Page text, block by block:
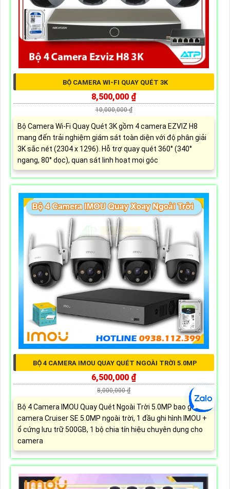
BỘ CAMERA WI-FI QUAY QUÉT 3K
8,500,000 ₫
10,000,000 ₫
Bộ Camera Wi-Fi Quay Quét 3K gồm 4 camera EZVIZ H8
mang đến trải nghiệm giám sát toàn diện với độ phân giải
3K sắc nét (2304 x 1296). Hỗ trợ quay quét 360° (340°
ngang, 80° dọc), quan sát linh hoạt mọi góc
BỘ 4 CAMERA IMOU QUAY QUÉT NGOÀI TRỜI 5.0MP
6,500,000 ₫
8,000,000 ₫
Bộ 4 Camera IMOU Quay Quét Ngoài Trời 5.0MP bao gồm 4
camera Cruiser SE 5.0MP ngoài trời, 1 đầu ghi hình IMOU +
ổ cứng lưu trữ 500GB, 1 bộ chia tín hiệu chuyên dụng cho
camera